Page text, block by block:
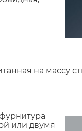
на массу
или двумя